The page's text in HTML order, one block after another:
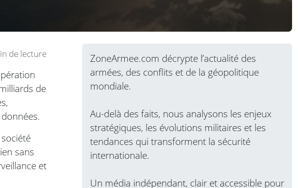
de lecture
de
sans
et
ZoneArmee.com décrypte l’actualité des
armées, des conflits et de la géopolitique
mondiale.
Au-delà des faits, nous analysons les enjeux
stratégiques, les évolutions militaires et les
tendances qui transforment la sécurité
internationale.
Un média indépendant, clair et accessible pour